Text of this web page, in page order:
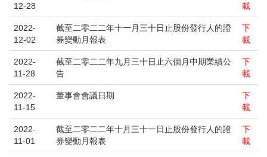
12-28
載
2022-
12-02
截至二零二二年十一月三十日止股份發行人的證
券變動月報表
下
載
2022-
11-28
截至二零二二年九月三十日止六個月中期業績公
告
下
載
2022-
11-15
董事會會議日期
下
載
2022-
11-01
截至二零二二年十月三十一日止股份發行人的證
券變動月報表
下
載